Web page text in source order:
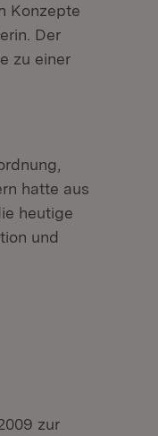
Konzepte
Der
zu einer
hatte aus
heutige
und
zur